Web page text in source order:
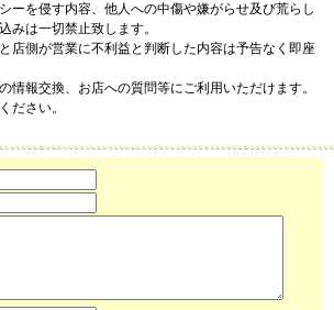
ーを侵す内容、他人への中傷や嫌がらせ及び荒らし
みは一切禁止致します。
店側が営業に不利益と判断した内容は予告なく即座
情報交換、お店への質問等にご利用いただけます。
ださい。